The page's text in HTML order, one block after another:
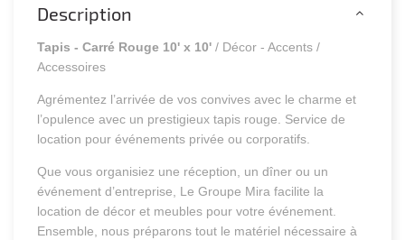
Description
Tapis - Carré Rouge 10' x 10'/ Décor - Accents /
Accessoires
Agrémentez l’arrivée de vos convives avec le charme et
l’opulence avec un prestigieux tapis rouge. Service de
location pour événements privée ou corporatifs.
Que vous organisiez une réception, un dîner ou un
événement d’entreprise, Le Groupe Mira facilite la
location de décor et meubles pour votre événement.
Ensemble, nous préparons tout le matériel nécessaire à